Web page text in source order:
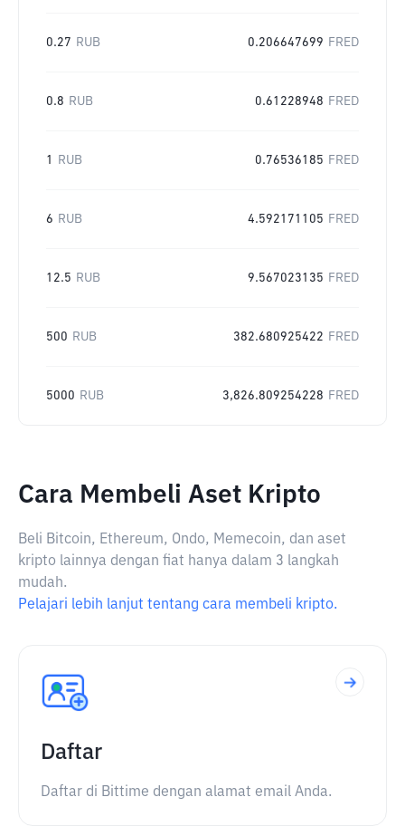
0.27 RUB 0.206647699 FRED
0.8 RUB 0.61228948 FRED
1 RUB 0.76536185 FRED
6 RUB 4.592171105 FRED
12.5 RUB 9.567023135 FRED
500 RUB 382.680925422 FRED
5000 RUB 3,826.809254228 FRED
Cara Membeli Aset Kripto
Beli Bitcoin, Ethereum, Ondo, Memecoin, dan aset
kripto lainnya dengan fiat hanya dalam 3 langkah
mudah.
Pelajari lebih lanjut tentang cara membeli kripto.
Daftar
Daftar di Bittime dengan alamat email Anda.